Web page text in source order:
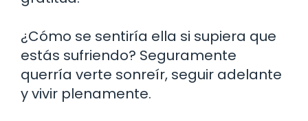
¿Cómo se sentiría ella si supiera que
estás sufriendo? Seguramente
querría verte sonreír, seguir adelante
y vivir plenamente.